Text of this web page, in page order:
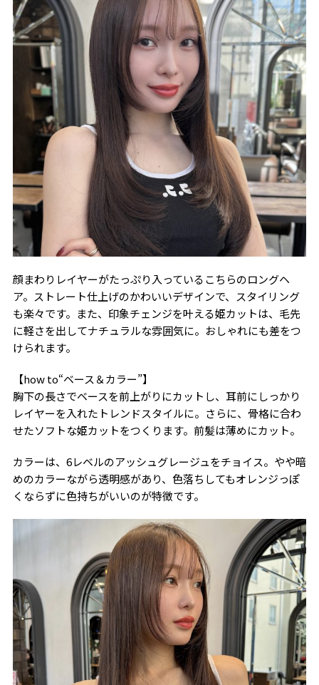
顔まわりレイヤーがたっぷり入っているこちらのロングヘ
ア。ストレート仕上げのかわいいデザインで、スタイリング
も楽々です。また、印象チェンジを叶える姫カットは、毛先
に軽さを出してナチュラルな雰囲気に。おしゃれにも差をつ
けられます。
【how to“ベース＆カラー”】
胸下の長さでベースを前上がりにカットし、耳前にしっかり
レイヤーを入れたトレンドスタイルに。さらに、骨格に合わ
せたソフトな姫カットをつくります。前髪は薄めにカット。
カラーは、6レベルのアッシュグレージュをチョイス。やや暗
めのカラーながら透明感があり、色落ちしてもオレンジっぽ
くならずに色持ちがいいのが特徴です。